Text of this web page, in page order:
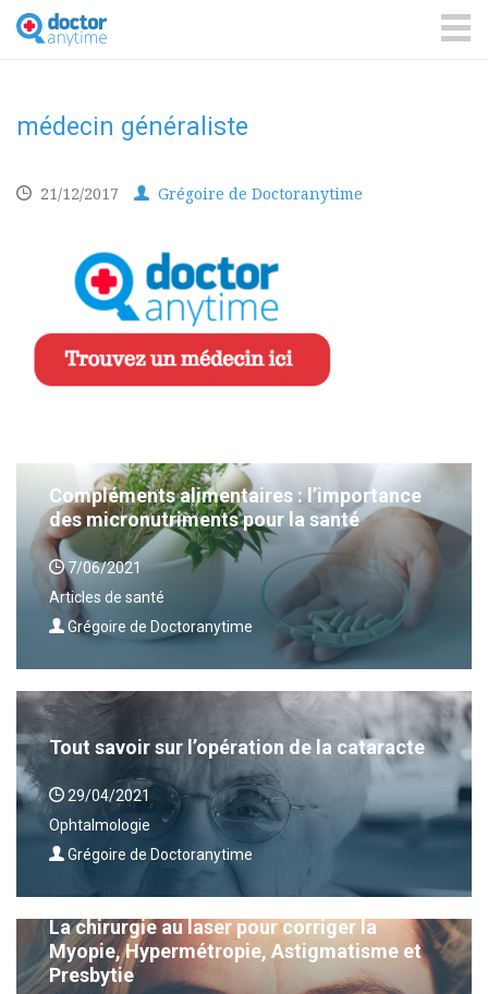
DoctorAnyTime
You
are
médecin généraliste
21/12/2017 Grégoire de Doctoranytime
Compléments alimentaires : l’importance
des micronutriments pour la santé
7/06/2021
Articles de santé
Grégoire de Doctoranytime
Tout savoir sur l’opération de la cataracte
29/04/2021
Ophtalmologie
Grégoire de Doctoranytime
La chirurgie au laser pour corriger la
Myopie, Hypermétropie, Astigmatisme et
Presbytie